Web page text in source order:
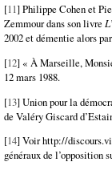
[11] Philippe Cohen et
Zemmour dans son livre
2002 et démentie alors
[12] « À Marseille,
12 mars 1988.
[13] Union pour la
de Valéry Giscard
[14] Voir http://
généraux de